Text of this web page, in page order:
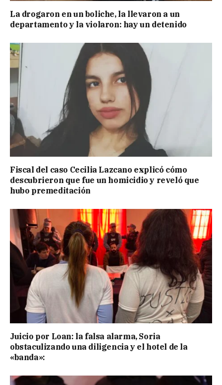
La drogaron en un boliche, la llevaron a un
departamento y la violaron: hay un detenido
Fiscal del caso Cecilia Lazcano explicó cómo
descubrieron que fue un homicidio y reveló que
hubo premeditación
Juicio por Loan: la falsa alarma, Soria
obstaculizando una diligencia y el hotel de la
«banda»: